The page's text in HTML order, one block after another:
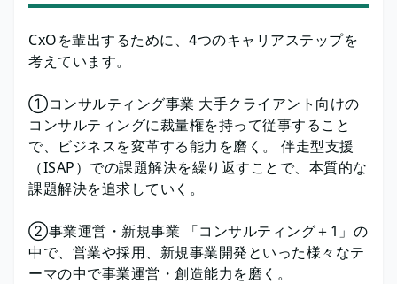
CxOを輩出するために、4つのキャリアステップを
考えています。
①コンサルティング事業 大手クライアント向けの
コンサルティングに裁量権を持って従事すること
で、ビジネスを変革する能力を磨く。 伴走型支援
（ISAP）での課題解決を繰り返すことで、本質的な
課題解決を追求していく。
②事業運営・新規事業 「コンサルティング＋1」の
中で、営業や採用、新規事業開発といった様々なテ
ーマの中で事業運営・創造能力を磨く。